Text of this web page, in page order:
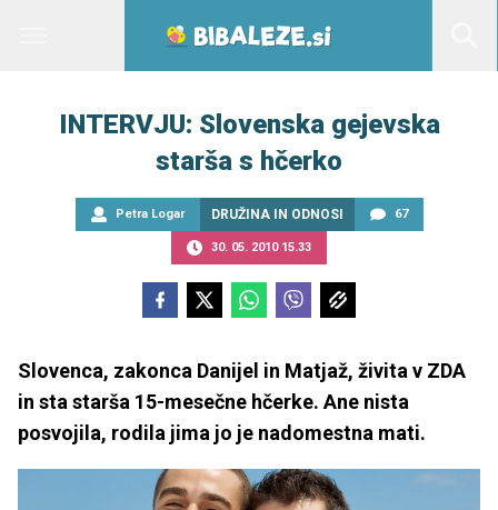
INTERVJU: Slovenska gejevska
starša s hčerko
Petra Logar DRUŽINA IN ODNOSI 67
30. 05. 2010 15.33
Slovenca, zakonca Danijel in Matjaž, živita v ZDA
in sta starša 15-mesečne hčerke. Ane nista
posvojila, rodila jima jo je nadomestna mati.